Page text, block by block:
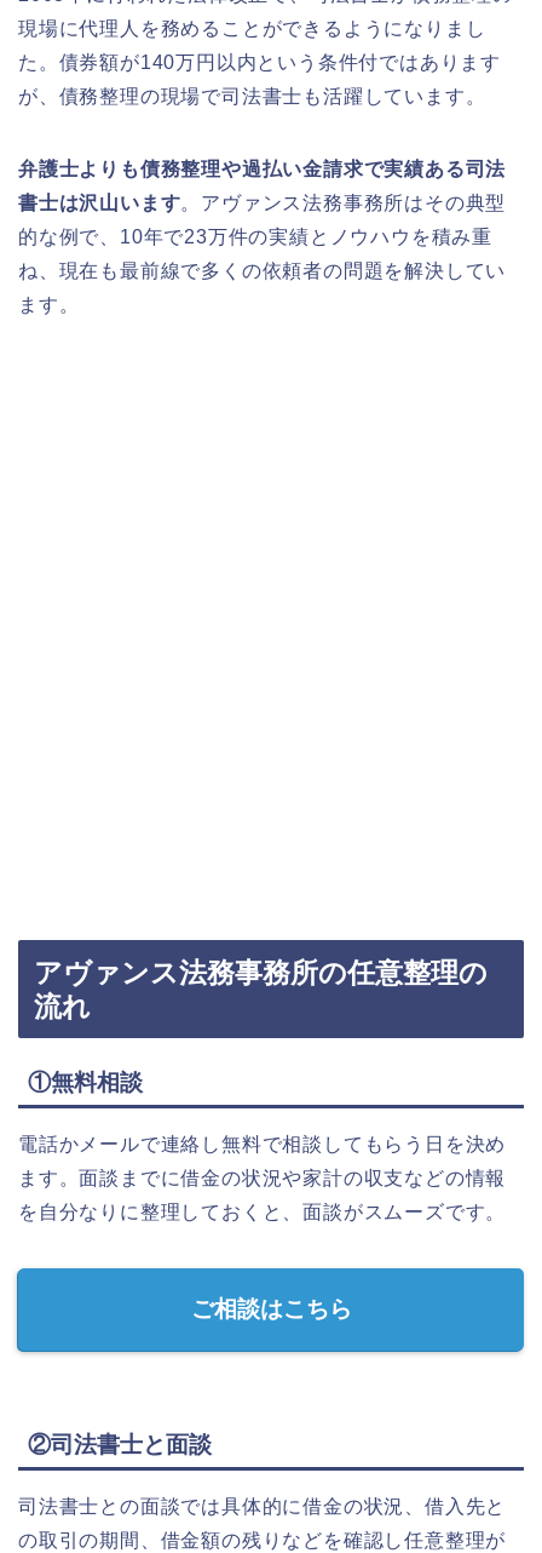
現場に代理人を務めることができるようになりまし
た。債券額が140万円以内という条件付ではあります
が、債務整理の現場で司法書士も活躍しています。
弁護士よりも債務整理や過払い金請求で実績ある司法
書士は沢山います。アヴァンス法務事務所はその典型
的な例で、10年で23万件の実績とノウハウを積み重
ね、現在も最前線で多くの依頼者の問題を解決してい
ます。
アヴァンス法務事務所の任意整理の
流れ
①無料相談
電話かメールで連絡し無料で相談してもらう日を決め
ます。面談までに借金の状況や家計の収支などの情報
を自分なりに整理しておくと、面談がスムーズです。
ご相談はこちら
②司法書士と面談
司法書士との面談では具体的に借金の状況、借入先と
の取引の期間、借金額の残りなどを確認し任意整理が